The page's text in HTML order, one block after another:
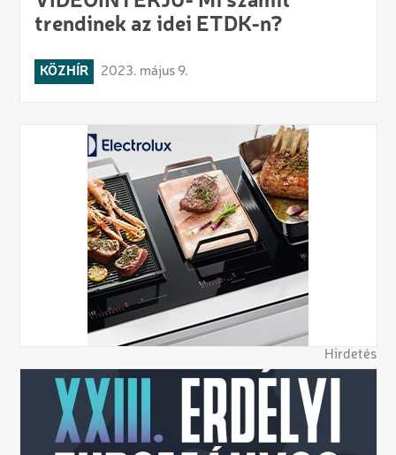
trendinek az idei ETDK-n?
KÖZHÍR 2023. május 9.
Hirdetés